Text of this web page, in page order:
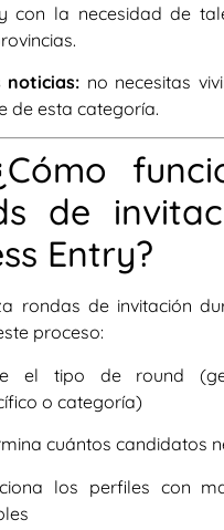
con la necesidad de
noticias: no necesitas
de esta categoría.
de
Entry?
rondas de invitación
proceso:
el tipo de round
o categoría)
cuántos candidatos
los perfiles con